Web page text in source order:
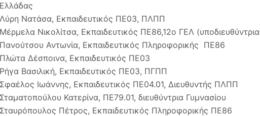
Ελλάδας
Λύρη Νατάσα, Εκπαιδευτικός ΠΕ03, ΠΛΠΠ
Μέρμελα Νικολίτσα, Εκπαιδευτικός ΠΕ86,12ο ΓΕΛ
Πανούτσου Αντωνία, Εκπαιδευτικός Πληροφορικής ΠΕ86
Πλώτα Δέσποινα, Εκπαιδευτικός ΠΕ03
Ρήγα Βασιλική, Εκπαιδευτικός ΠΕ03, ΠΓΠΠ
Σφαέλος Ιωάννης, Εκπαιδευτικός ΠΕ04.01, Διευθυντής ΠΛΠΠ
Σταματοπούλου Κατερίνα, ΠΕ79.01, διευθύντρια Γυμνασίου
Σταυρόπουλος Πέτρος, Εκπαιδευτικός Πληροφορικής ΠΕ86